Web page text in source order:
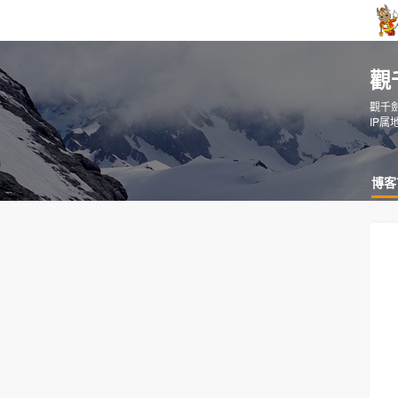
觀
觀千
IP属
博